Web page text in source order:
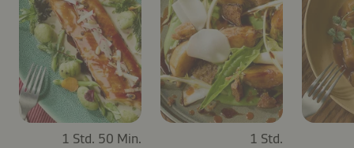
1 Std. 50 Min. 1 Std.